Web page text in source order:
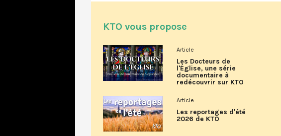
KTO vous propose
Article
Les Docteurs de
l'Église, une série
documentaire à
redécouvrir sur KTO
Article
Les reportages d'été
2026 de KTO